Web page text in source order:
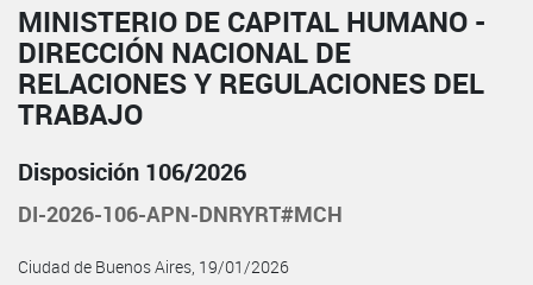
MINISTERIO DE CAPITAL HUMANO -
DIRECCIÓN NACIONAL DE
RELACIONES Y REGULACIONES DEL
TRABAJO
Disposición 106/2026
DI-2026-106-APN-DNRYRT#MCH
Ciudad de Buenos Aires, 19/01/2026